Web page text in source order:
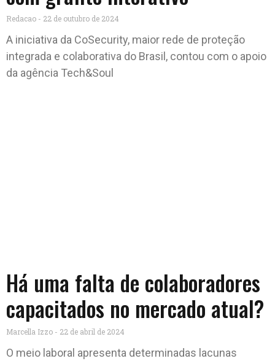
Redacao 22 de outubro de 2024
A iniciativa da CoSecurity, maior rede de proteção
integrada e colaborativa do Brasil, contou com o apoio
da agência Tech&Soul
Há uma falta de colaboradores
capacitados no mercado atual?
Marcella Izzo 22 de abril de 2024
O meio laboral apresenta determinadas lacunas